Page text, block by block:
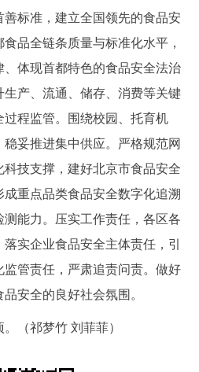
标准，建立全国领先的食品安
品全链条质量与标准化水平，
体现首都特色的食品安全法治
产、流通、储存、消费等关键
程监管。围绕校园、托育机
妥推进集中供应。严格规范网
技支撑，建好北京市食品安全
重点品类食品安全数字化追溯
能力。压实工作责任，各区各
实企业食品安全主体责任，引
管责任，严肃追责问责。做好
安全的良好社会氛围。
（祁梦竹 刘菲菲）